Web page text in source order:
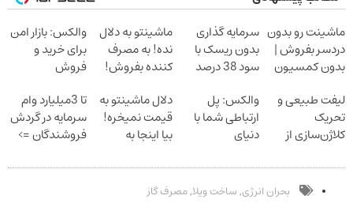
ماشینت رو بدون
دردسر بفروش |
بدون کمسیون
سرمایه گذاری
بدون ریسک با
سود 38 درصد
ماشینتو به دلال
نده! به مصرف
کننده بفروش!
یک تماس
والکس: بازار امن
برای خرید و
فروش
دیجیتال
لیفت طبیعی و
تحریک
کلاژن‌سازی از
24ماه ماندگاری
جوان شو
والکس: پل
ارتباطی شما با
دنیای
دیجیتال
دلال ماشینتو به
قیمت نمیخره!
بیا اینجا به
بفروش*فقط
خریدار واقعی*
تا 3میلیارد وام
سرمایه در گردش
فروشندگان =>
ثبت کن
بحران انرژی, ساخت ویلا,مصرف گاز